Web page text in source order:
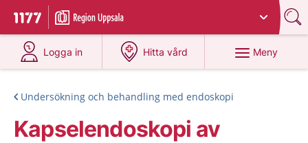
Till startsidan för 1177
Du har valt region
Logga in
på 1177.se
Hitta vård
på 1177.se
Meny
Undersökning och behandling med endoskopi
Kapselendoskopi av